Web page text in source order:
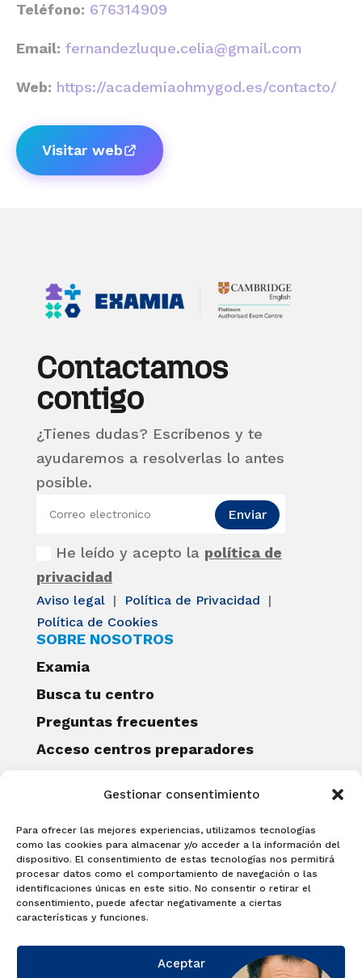
Gestionar consentimiento
Para ofrecer las mejores experiencias, utilizamos tecnologías
como las cookies para almacenar y/o acceder a la información del
dispositivo. El consentimiento de estas tecnologías nos permitirá
procesar datos como el comportamiento de navegación o las
identificaciones únicas en este sitio. No consentir o retirar el
consentimiento, puede afectar negativamente a ciertas
características y funciones.
Aceptar
Teléfono: 676314909
Email: fernandezluque.celia@gmail.com
Web: https://academiaohmygod.es/contacto/
Visitar web
Contactamos
contigo
¿Tienes dudas? Escríbenos y te
ayudaremos a resolverlas lo antes
posible.
He leído y acepto la política de
privacidad
Enviar
Aviso legal | Política de Privacidad
|
Política de Cookies
SOBRE NOSOTROS
Examia
Busca tu centro
Preguntas frecuentes
Acceso centros preparadores
Becas Examia
Contacto
CERTIFICACIONES
Linguaskill
Cambridge English Qualifications
EXAMÍNATE
Matricúlate con nosotros y obtén tu